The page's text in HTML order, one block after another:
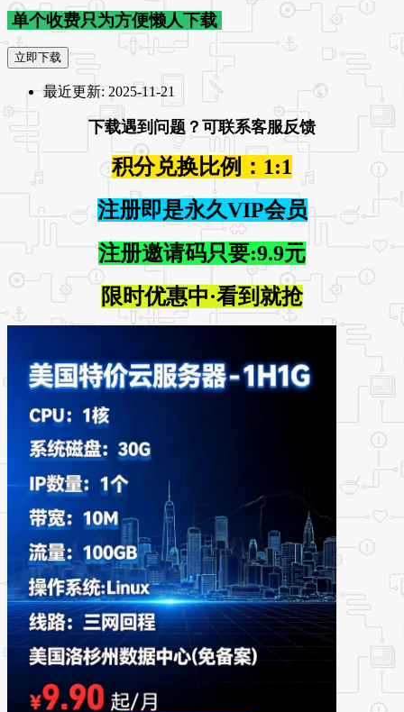
单个收费只为方便懒人下载
立即下载
最近更新:2025-11-21
下载遇到问题？可联系客服反馈
积分兑换比例：1:1
注册即是永久VIP会员
注册邀请码只要:9.9元
限时优惠中·看到就抢